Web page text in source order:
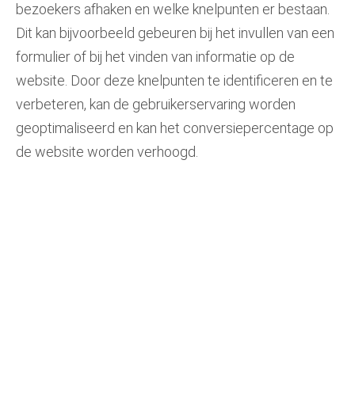
bezoekers afhaken en welke knelpunten er bestaan.
Dit kan bijvoorbeeld gebeuren bij het invullen van een
formulier of bij het vinden van informatie op de
website. Door deze knelpunten te identificeren en te
verbeteren, kan de gebruikerservaring worden
geoptimaliseerd en kan het conversiepercentage op
de website worden verhoogd.